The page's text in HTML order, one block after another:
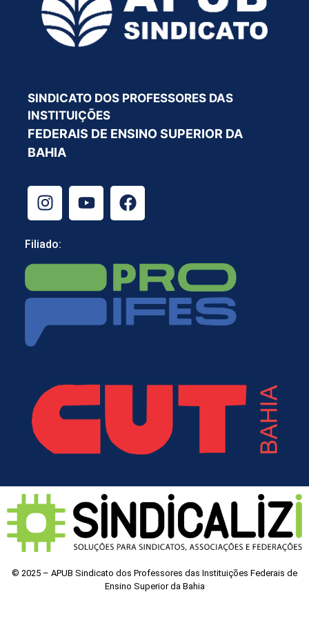
SINDICATO DOS PROFESSORES DAS
INSTITUIÇÕES
FEDERAIS DE ENSINO SUPERIOR DA
BAHIA
Filiado:
© 2025 – APUB Sindicato dos Professores das Instituições Federais de
Ensino Superior da Bahia